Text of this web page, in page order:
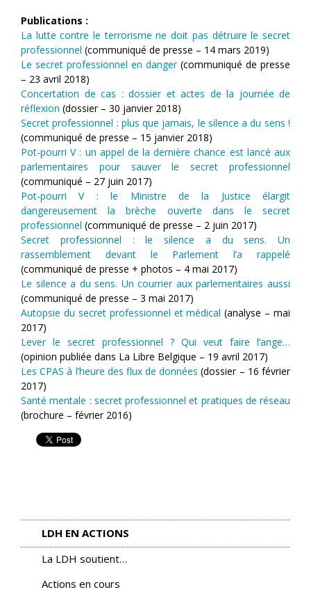
Publications :
La lutte contre le terrorisme ne doit pas détruire le secret
professionnel (communiqué de presse – 14 mars 2019)
Le secret professionnel en danger(communiqué de presse
– 23 avril 2018)
Concertation de cas : dossier et actes de la journée de
réflexion (dossier – 30 janvier 2018)
Secret professionnel : plus que jamais, le silence a du sens !
(communiqué de presse – 15 janvier 2018)
Pot-pourri V : un appel de la dernière chance est lancé aux
parlementaires pour sauver le secret professionnel
(communiqué – 27 juin 2017)
Pot-pourri V : le Ministre de la Justice élargit
dangereusement la brèche ouverte dans le secret
professionnel (communiqué de presse – 2 juin 2017)
Secret professionnel : le silence a du sens. Un
rassemblement devant le Parlement l’a rappelé
(communiqué de presse + photos – 4 mai 2017)
Le silence a du sens. Un courrier aux parlementaires aussi
(communiqué de presse – 3 mai 2017)
Autopsie du secret professionnel et médical (analyse – mai
2017)
Lever le secret professionnel ? Qui veut faire l’ange…
(opinion publiée dans La Libre Belgique – 19 avril 2017)
Les CPAS à l’heure des flux de données (dossier – 16 février
2017)
Santé mentale : secret professionnel et pratiques de réseau
(brochure – février 2016)
LDH EN ACTIONS
La LDH soutient…
Actions en cours